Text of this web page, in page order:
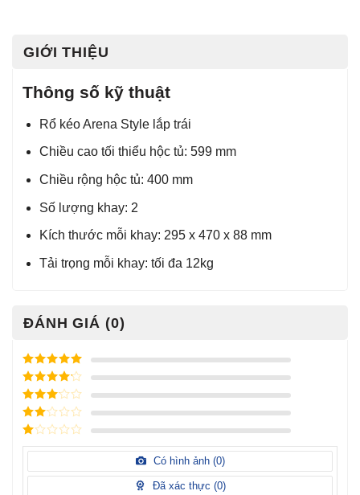
GIỚI THIỆU
Thông số kỹ thuật
Rổ kéo Arena Style lắp trái
Chiều cao tối thiểu hộc tủ: 599 mm
Chiều rộng hộc tủ: 400 mm
Số lượng khay: 2
Kích thước mỗi khay: 295 x 470 x 88 mm
Tải trọng mỗi khay: tối đa 12kg
ĐÁNH GIÁ (0)
Được xếp
hạng
5
5
sao
Được xếp
hạng
4
5
sao
Được
xếp
hạng3
5 sao
Được
hạng
sao
Được
hạng
Có hình ảnh (0)
Đã xác thực (0)